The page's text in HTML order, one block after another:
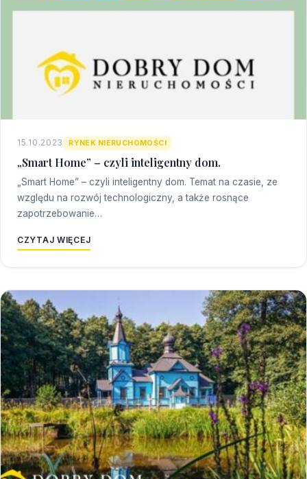
15.10.2023 RYNEK NIERUCHOMOŚCI
„Smart Home” – czyli inteligentny dom.
„Smart Home” – czyli inteligentny dom. Temat na czasie, ze
względu na rozwój technologiczny, a także rosnące
zapotrzebowanie…
CZYTAJ WIĘCEJ